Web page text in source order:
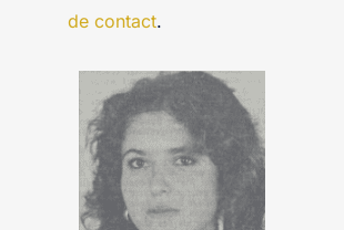
de contact.